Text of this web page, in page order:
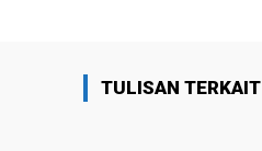
TULISAN TERKAIT